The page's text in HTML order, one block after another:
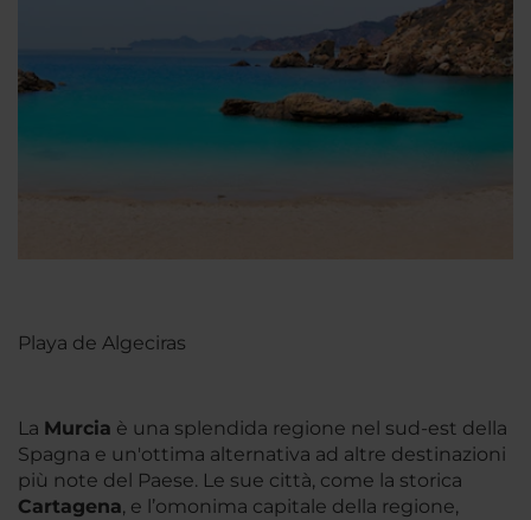
Playa de Algeciras
La Murcia è una splendida regione nel sud-est della
Spagna e un'ottima alternativa ad altre destinazioni
più note del Paese. Le sue città, come la storica
Cartagena, e l’omonima capitale della regione,